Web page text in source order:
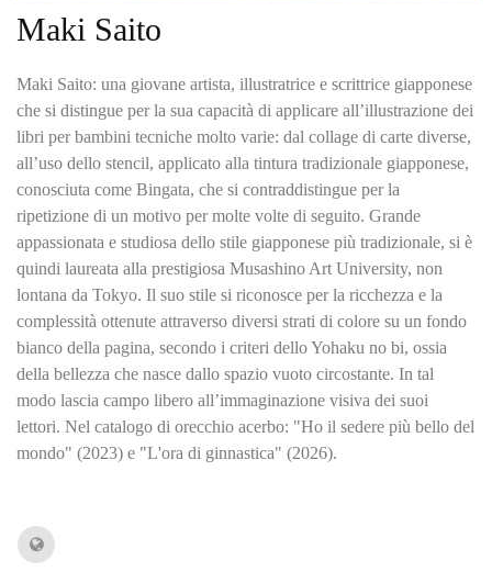
Maki Saito
Maki Saito: una giovane artista, illustratrice e scrittrice giapponese
che si distingue per la sua capacità di applicare all’illustrazione dei
libri per bambini tecniche molto varie: dal collage di carte diverse,
all’uso dello stencil, applicato alla tintura tradizionale giapponese,
conosciuta come Bingata, che si contraddistingue per la
ripetizione di un motivo per molte volte di seguito. Grande
appassionata e studiosa dello stile giapponese più tradizionale, si è
quindi laureata alla prestigiosa Musashino Art University, non
lontana da Tokyo. Il suo stile si riconosce per la ricchezza e la
complessità ottenute attraverso diversi strati di colore su un fondo
bianco della pagina, secondo i criteri dello Yohaku no bi, ossia
della bellezza che nasce dallo spazio vuoto circostante. In tal
modo lascia campo libero all’immaginazione visiva dei suoi
lettori. Nel catalogo di orecchio acerbo: "Ho il sedere più bello del
mondo" (2023) e "L'ora di ginnastica" (2026).